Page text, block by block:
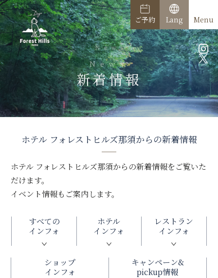
News
新着情報
ホテル フォレストヒルズ那須からの新着情報
ホテル フォレストヒルズ那須からの新着情報をご覧いた
だけます。
イベント情報もご案内します。
すべての
インフォ
ホテル
インフォ
レストラン
インフォ
ショップ
インフォ
キャンペーン&
pickup情報
Menu
Lang
ご予約